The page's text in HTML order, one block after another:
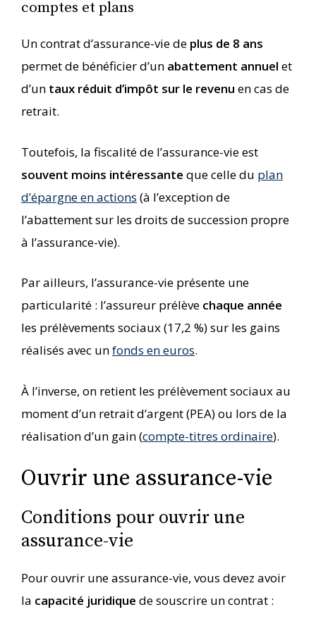
comptes et plans
Un contrat d’assurance-vie de plus de 8 ans
permet de bénéficier d’un abattement annuel et
d’un taux réduit d’impôt sur le revenu en cas de
retrait.
Toutefois, la fiscalité de l’assurance-vie est
souvent moins intéressante que celle du plan
d’épargne en actions (à l’exception de
l’abattement sur les droits de succession propre
à l’assurance-vie).
Par ailleurs, l’assurance-vie présente une
particularité : l’assureur prélève chaque année
les prélèvements sociaux (17,2 %) sur les gains
réalisés avec unfonds en euros.
À l’inverse, on retient les prélèvement sociaux au
moment d’un retrait d’argent (PEA) ou lors de la
réalisation d’un gain (compte-titres ordinaire).
Ouvrir une assurance-vie
Conditions pour ouvrir une
assurance-vie
Pour ouvrir une assurance-vie, vous devez avoir
la capacité juridique de souscrire un contrat :